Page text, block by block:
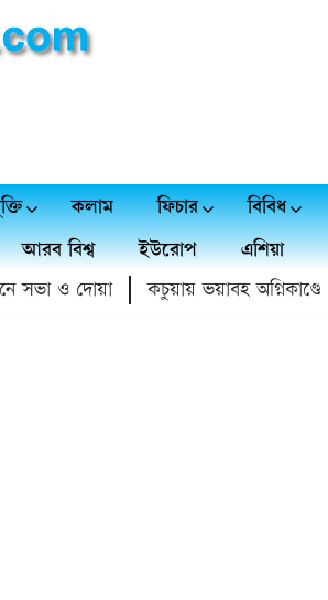
কলাম ফিচার বিবিধ
আরব বিশ্ব ইউরোপ
এশিয়া
ও দোয়া কচুয়ায় ভয়াবহ অগ্নিকাণ্ডে